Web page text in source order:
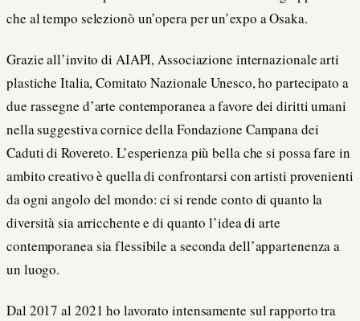
che al tempo selezionò un’opera per un’expo a Osaka.
Grazie all’invito di AIAPI, Associazione internazionale arti
plastiche Italia, Comitato Nazionale Unesco, ho partecipato a
due rassegne d’arte contemporanea a favore dei diritti umani
nella suggestiva cornice della Fondazione Campana dei
Caduti di Rovereto. L’esperienza più bella che si possa fare in
ambito creativo è quella di confrontarsi con artisti provenienti
da ogni angolo del mondo: ci si rende conto di quanto la
diversità sia arricchente e di quanto l’idea di arte
contemporanea sia flessibile a seconda dell’appartenenza a
un luogo.
Dal 2017 al 2021 ho lavorato intensamente sul rapporto tra